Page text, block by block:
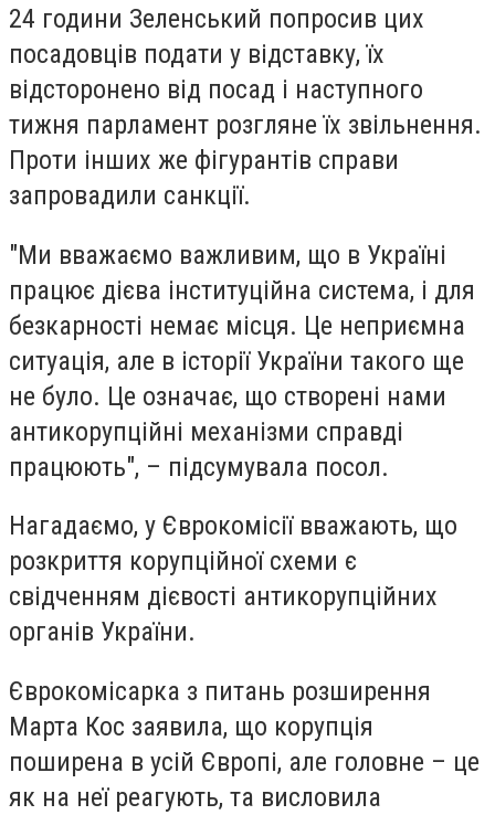
24 години Зеленський попросив цих
посадовців подати у відставку, їх
відсторонено від посад і наступного
тижня парламент розгляне їх звільнення.
Проти інших же фігурантів справи
запровадили санкції.
"Ми вважаємо важливим, що в Україні
працює дієва інституційна система, і для
безкарності немає місця. Це неприємна
ситуація, але в історії України такого ще
не було. Це означає, що створені нами
антикорупційні механізми справді
працюють", – підсумувала посол.
Нагадаємо, у Єврокомісії вважають, що
розкриття корупційної схеми є
свідченням дієвості антикорупційних
органів України.
Єврокомісарка з питань розширення
Марта Кос заявила, що корупція
поширена в усій Європі, але головне – це
як на неї реагують, та висловила